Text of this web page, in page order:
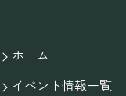
ホーム
イベント情報一覧